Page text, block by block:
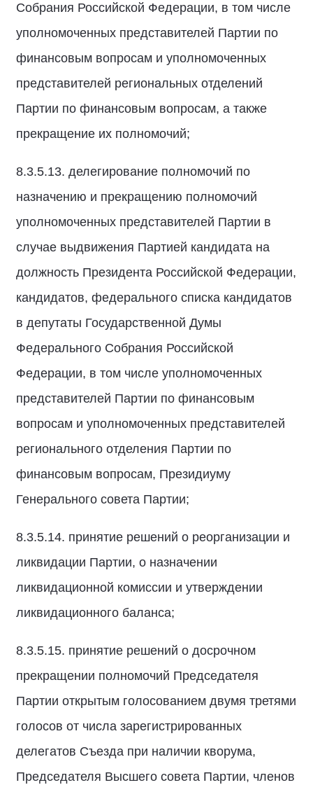
Собрания Российской Федерации, в том числе
уполномоченных представителей Партии по
финансовым вопросам и уполномоченных
представителей региональных отделений
Партии по финансовым вопросам, а также
прекращение их полномочий;
8.3.5.13. делегирование полномочий по
назначению и прекращению полномочий
уполномоченных представителей Партии в
случае выдвижения Партией кандидата на
должность Президента Российской Федерации,
кандидатов, федерального списка кандидатов
в депутаты Государственной Думы
Федерального Собрания Российской
Федерации, в том числе уполномоченных
представителей Партии по финансовым
вопросам и уполномоченных представителей
регионального отделения Партии по
финансовым вопросам, Президиуму
Генерального совета Партии;
8.3.5.14. принятие решений о реорганизации и
ликвидации Партии, о назначении
ликвидационной комиссии и утверждении
ликвидационного баланса;
8.3.5.15. принятие решений о досрочном
прекращении полномочий Председателя
Партии открытым голосованием двумя третями
голосов от числа зарегистрированных
делегатов Съезда при наличии кворума,
Председателя Высшего совета Партии, членов